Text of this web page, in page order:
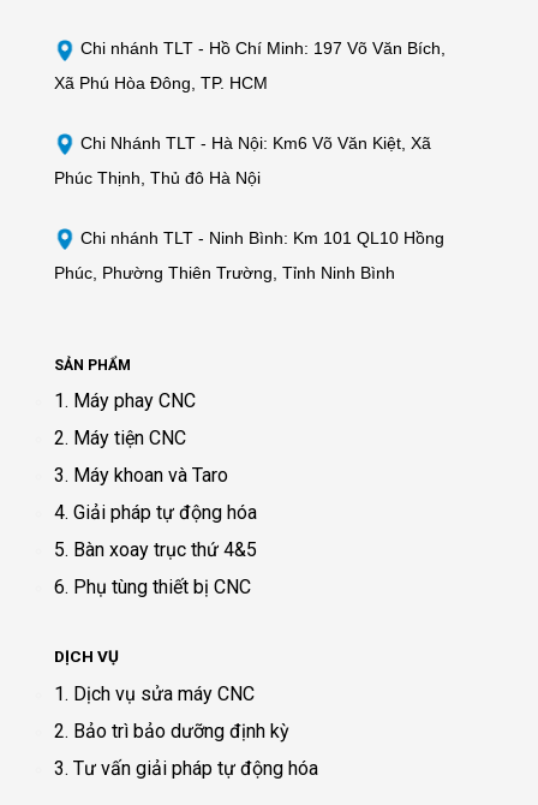
Chi nhánh TLT - Hồ Chí Minh: 197 Võ Văn Bích,
Xã Phú Hòa Đông, TP. HCM
Chi Nhánh TLT - Hà Nội: Km6 Võ Văn Kiệt, Xã
Phúc Thịnh, Thủ đô Hà Nội
Chi nhánh TLT - Ninh Bình: Km 101 QL10 Hồng
Phúc, Phường Thiên Trường, Tỉnh Ninh Bình
SẢN PHẨM
1. Máy phay CNC
2. Máy tiện CNC
3. Máy khoan và Taro
4. Giải pháp tự động hóa
5. Bàn xoay trục thứ 4&5
6. Phụ tùng thiết bị CNC
DỊCH VỤ
1. Dịch vụ sửa máy CNC
2. Bảo trì bảo dưỡng định kỳ
3. Tư vấn giải pháp tự động hóa